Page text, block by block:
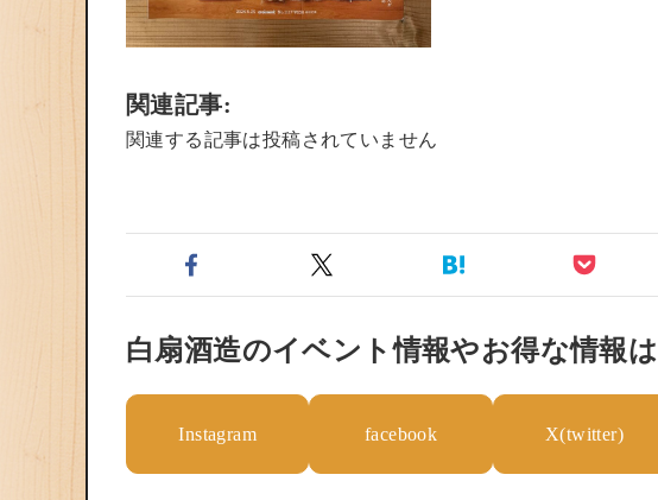
関連記事:
関連する記事は投稿されていません
白扇酒造のイベント情報やお得な情報
Instagram facebook X(twitter)